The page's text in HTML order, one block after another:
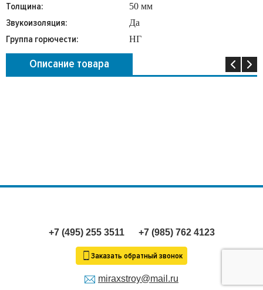
Толщина: 50 мм
Звукоизоляция: Да
Группа горючести: НГ
Описание товара
+7 (495) 255 3511 +7 (985) 762 4123
Заказать обратный звонок
miraxstroy@mail.ru